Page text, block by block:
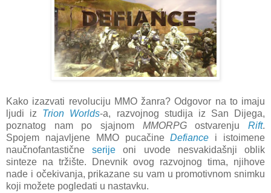
Kako izazvati revoluciju MMO žanra? Odgovor na to imaju
ljudi iz Trion Worlds-a, razvojnog studija iz San Dijega,
poznatog nam po sjajnom MMORPGostvarenjuRift.
Spojem najavljene MMO pucačineDefiance i istoimene
naučnofantastičneserije oni uvode nesvakidašnji oblik
sinteze na tržište. Dnevnik ovog razvojnog tima, njihove
nade i očekivanja, prikazane su vam u promotivnom snimku
koji možete pogledati u nastavku.